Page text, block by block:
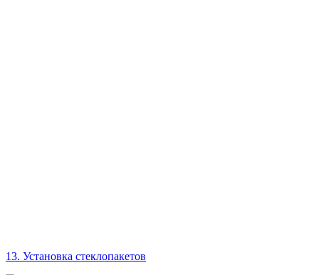
13. Установка стеклопакетов